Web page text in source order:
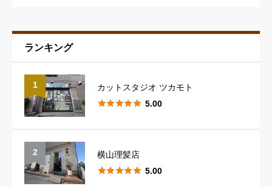
予約の取りやすさ
星の数をお選びください  
星の数をお選びください  
ランキング
1
カットスタジオ ツカモト
 5.00
2
横山理髪店
 5.00